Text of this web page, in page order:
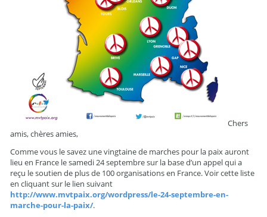
Chers
amis, chères amies,
Comme vous le savez une vingtaine de marches pour la paix auront
lieu en France le samedi 24 septembre sur la base d’un appel qui a
reçu le soutien de plus de 100 organisations en France. Voir cette liste
en cliquant sur le lien suivant
http://www.mvtpaix.org/wordpress/le-24-septembre-en-
marche-pour-la-paix/.